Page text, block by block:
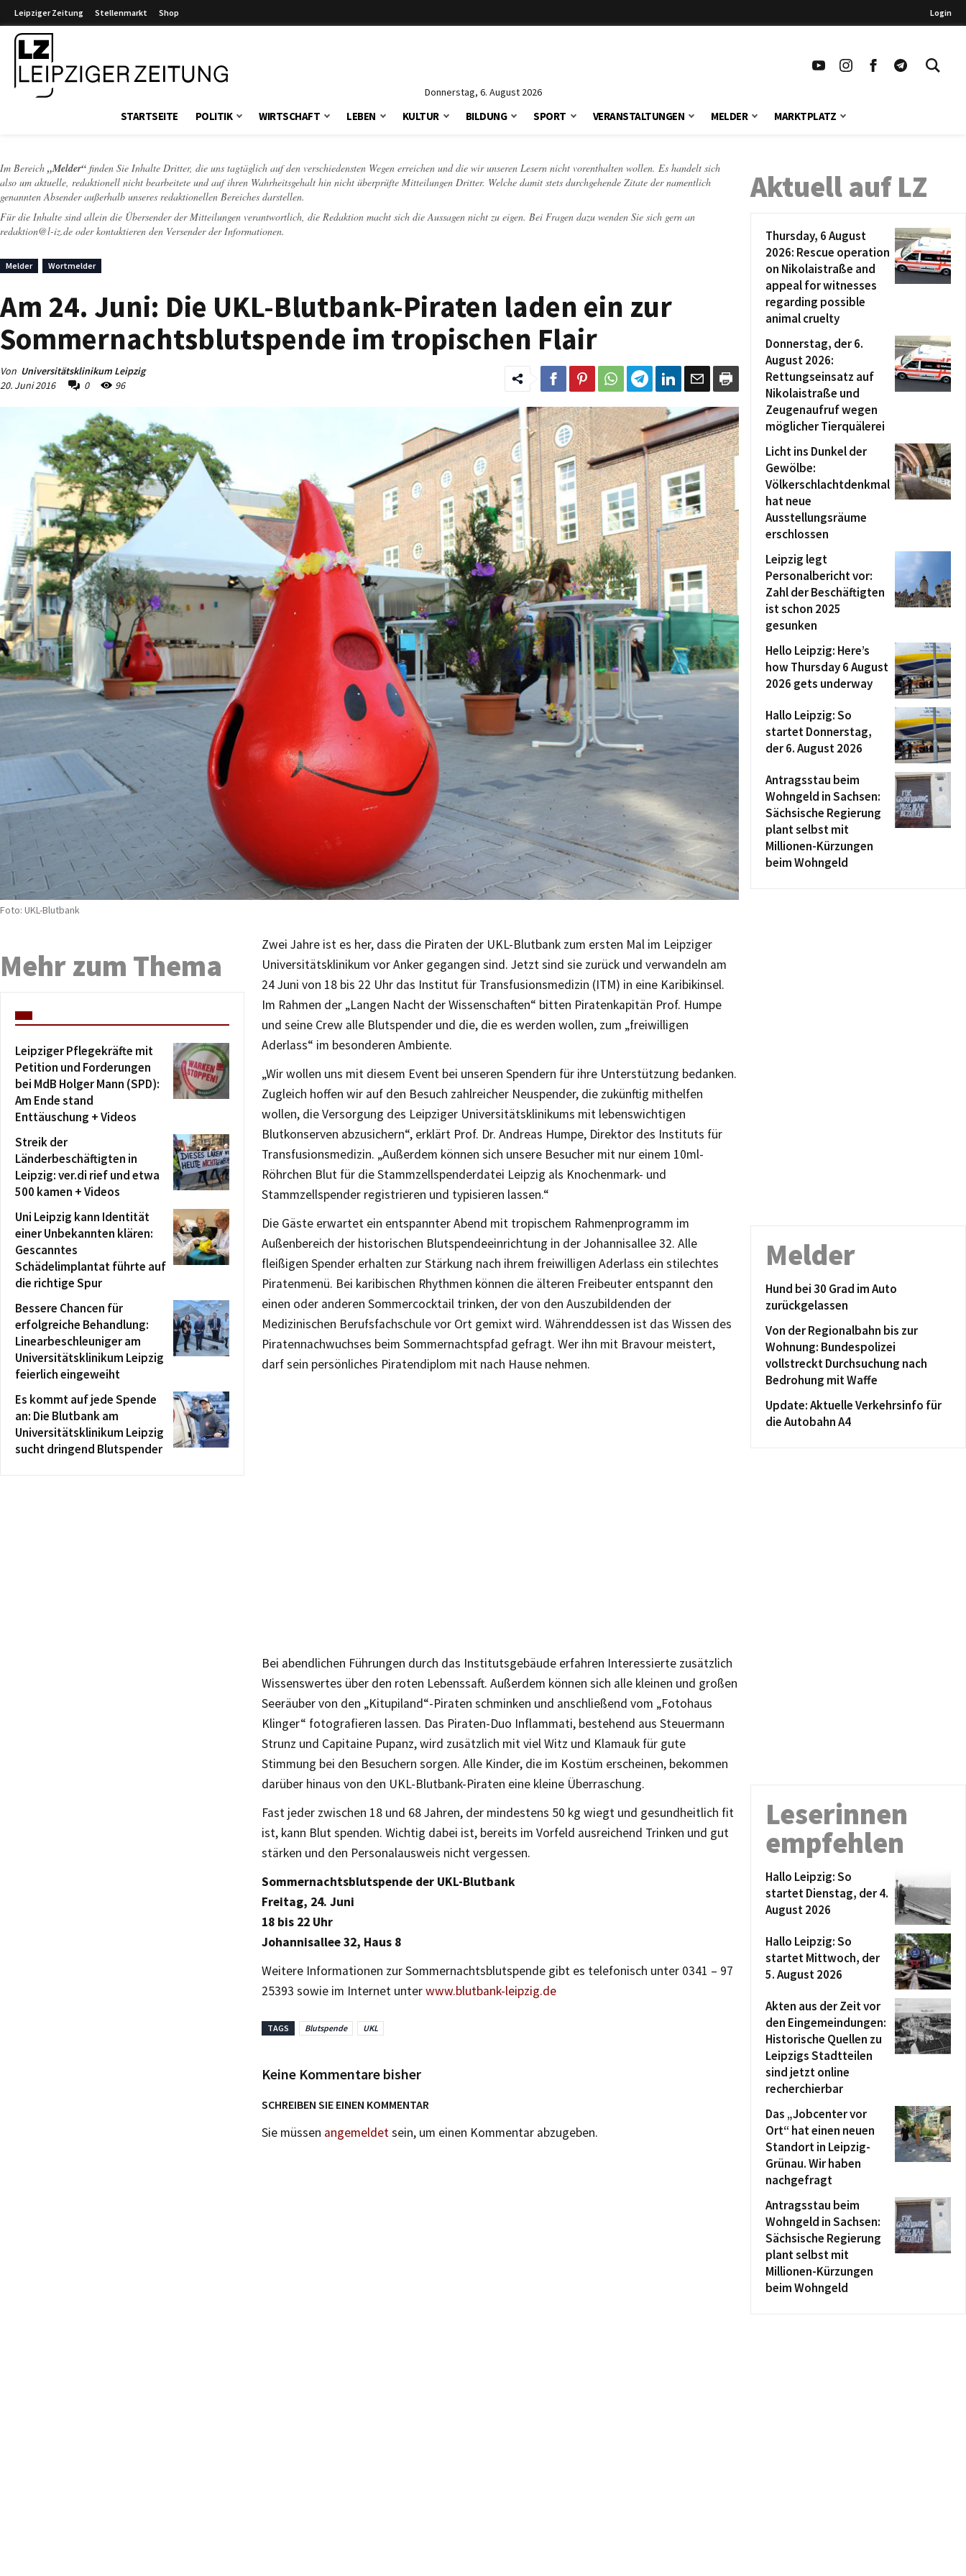
Leipziger Zeitung Stellenmarkt Shop Login
Donnerstag, 6. August 2026
STARTSEITE POLITIK WIRTSCHAFT LEBEN KULTUR BILDUNG SPORT VERANSTALTUNGEN MELDER MARKTPLATZ
Im Bereich „Melder“ finden Sie Inhalte Dritter, die uns tagtäglich auf den verschiedensten Wegen erreichen und die wir unseren Lesern nicht vorenthalten wollen. Es handelt sich
also um aktuelle, redaktionell nicht bearbeitete und auf ihren Wahrheitsgehalt hin nicht überprüfte Mitteilungen Dritter. Welche damit stets durchgehende Zitate der namentlich
genannten Absender außerhalb unseres redaktionellen Bereiches darstellen.
Für die Inhalte sind allein die Übersender der Mitteilungen verantwortlich, die Redaktion macht sich die Aussagen nicht zu eigen. Bei Fragen dazu wenden Sie sich gern an
redaktion@l-iz.de oder kontaktieren den Versender der Informationen.
Melder Wortmelder
Am 24. Juni: Die UKL-Blutbank-Piraten laden ein zur
Sommernachtsblutspende im tropischen Flair
Von Universitätsklinikum Leipzig
20. Juni 2016
0 96
Foto: UKL-Blutbank
Zwei Jahre ist es her, dass die Piraten der UKL-Blutbank zum ersten Mal im Leipziger
Universitätsklinikum vor Anker gegangen sind. Jetzt sind sie zurück und verwandeln am
24 Juni von 18 bis 22 Uhr das Institut für Transfusionsmedizin (ITM) in eine Karibikinsel.
Im Rahmen der „Langen Nacht der Wissenschaften“ bitten Piratenkapitän Prof. Humpe
und seine Crew alle Blutspender und die, die es werden wollen, zum „freiwilligen
Aderlass“ im besonderen Ambiente.
„Wir wollen uns mit diesem Event bei unseren Spendern für ihre Unterstützung bedanken.
Zugleich hoffen wir auf den Besuch zahlreicher Neuspender, die zukünftig mithelfen
wollen, die Versorgung des Leipziger Universitätsklinikums mit lebenswichtigen
Blutkonserven abzusichern“, erklärt Prof. Dr. Andreas Humpe, Direktor des Instituts für
Transfusionsmedizin. „Außerdem können sich unsere Besucher mit nur einem 10ml-
Röhrchen Blut für die Stammzellspenderdatei Leipzig als Knochenmark- und
Stammzellspender registrieren und typisieren lassen.“
Die Gäste erwartet ein entspannter Abend mit tropischem Rahmenprogramm im
Außenbereich der historischen Blutspendeeinrichtung in der Johannisallee 32. Alle
fleißigen Spender erhalten zur Stärkung nach ihrem freiwilligen Aderlass ein stilechtes
Piratenmenü. Bei karibischen Rhythmen können die älteren Freibeuter entspannt den
einen oder anderen Sommercocktail trinken, der von den Auszubildenden der
Medizinischen Berufsfachschule vor Ort gemixt wird. Währenddessen ist das Wissen des
Piratennachwuchses beim Sommernachtspfad gefragt. Wer ihn mit Bravour meistert,
darf sein persönliches Piratendiplom mit nach Hause nehmen.
Bei abendlichen Führungen durch das Institutsgebäude erfahren Interessierte zusätzlich
Wissenswertes über den roten Lebenssaft. Außerdem können sich alle kleinen und großen
Seeräuber von den „Kitupiland“-Piraten schminken und anschließend vom „Fotohaus
Klinger“ fotografieren lassen. Das Piraten-Duo Inflammati, bestehend aus Steuermann
Strunz und Capitaine Pupanz, wird zusätzlich mit viel Witz und Klamauk für gute
Stimmung bei den Besuchern sorgen. Alle Kinder, die im Kostüm erscheinen, bekommen
darüber hinaus von den UKL-Blutbank-Piraten eine kleine Überraschung.
Fast jeder zwischen 18 und 68 Jahren, der mindestens 50 kg wiegt und gesundheitlich fit
ist, kann Blut spenden. Wichtig dabei ist, bereits im Vorfeld ausreichend Trinken und gut
stärken und den Personalausweis nicht vergessen.
Sommernachtsblutspende der UKL-Blutbank
Freitag, 24. Juni
18 bis 22 Uhr
Johannisallee 32, Haus 8
Weitere Informationen zur Sommernachtsblutspende gibt es telefonisch unter 0341 – 97
25393 sowie im Internet unterwww.blutbank-leipzig.de
TAGS Blutspende UKL
Keine Kommentare bisher
SCHREIBEN SIE EINEN KOMMENTAR
Sie müssen angemeldetsein, um einen Kommentar abzugeben.
Mehr zum Thema
Leipziger Pflegekräfte mit
Petition und Forderungen
bei MdB Holger Mann (SPD):
Am Ende stand
Enttäuschung + Videos
Streik der
Länderbeschäftigten in
Leipzig: ver.di rief und etwa
500 kamen + Videos
Uni Leipzig kann Identität
einer Unbekannten klären:
Gescanntes
Schädelimplantat führte auf
die richtige Spur
Bessere Chancen für
erfolgreiche Behandlung:
Linearbeschleuniger am
Universitätsklinikum Leipzig
feierlich eingeweiht
Es kommt auf jede Spende
an: Die Blutbank am
Universitätsklinikum Leipzig
sucht dringend Blutspender
Aktuell auf LZ
Thursday, 6 August
2026: Rescue operation
on Nikolaistraße and
appeal for witnesses
regarding possible
animal cruelty
Donnerstag, der 6.
August 2026:
Rettungseinsatz auf
Nikolaistraße und
Zeugenaufruf wegen
möglicher Tierquälerei
Licht ins Dunkel der
Gewölbe:
Völkerschlachtdenkmal
hat neue
Ausstellungsräume
erschlossen
Leipzig legt
Personalbericht vor:
Zahl der Beschäftigten
ist schon 2025
gesunken
Hello Leipzig: Here’s
how Thursday 6 August
2026 gets underway
Hallo Leipzig: So
startet Donnerstag,
der 6. August 2026
Antragsstau beim
Wohngeld in Sachsen:
Sächsische Regierung
plant selbst mit
Millionen-Kürzungen
beim Wohngeld
Melder
Hund bei 30 Grad im Auto
zurückgelassen
Von der Regionalbahn bis zur
Wohnung: Bundespolizei
vollstreckt Durchsuchung nach
Bedrohung mit Waffe
Update: Aktuelle Verkehrsinfo für
die Autobahn A4
Leserinnen
empfehlen
Hallo Leipzig: So
startet Dienstag, der 4.
August 2026
Hallo Leipzig: So
startet Mittwoch, der
5. August 2026
Akten aus der Zeit vor
den Eingemeindungen:
Historische Quellen zu
Leipzigs Stadtteilen
sind jetzt online
recherchierbar
Das „Jobcenter vor
Ort“ hat einen neuen
Standort in Leipzig-
Grünau. Wir haben
nachgefragt
Antragsstau beim
Wohngeld in Sachsen:
Sächsische Regierung
plant selbst mit
Millionen-Kürzungen
beim Wohngeld